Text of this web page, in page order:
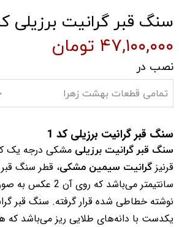
سنگ قبر گرانیت برزیلی
۴۷,۱۰۰,۰۰۰ تومان
سنگ قبر گرانیت برزیلی کد 1
سنگ قبر گرانیت برزیلی مشکی درجه یک
قرنیز گرانیت سیمین مشکی
سانتیمتر می‌باشد که
نوشته خطاطی شده قرار گرفته. سنگ قبر
یکدست با دانه‌های طلایی ریز می‌باشد
نصب در
تمامی قطعات بهشت زهرا